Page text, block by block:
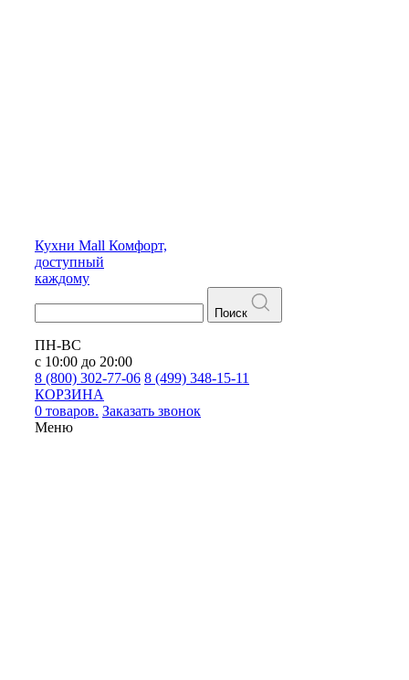
Кухни Mall Комфорт,
доступный
каждому
Поиск
ПН-ВС
с 10:00 до 20:00
8 (800) 302-77-06 8 (499) 348-15-11
КОРЗИНА
0 товаров. Заказать звонок
Меню